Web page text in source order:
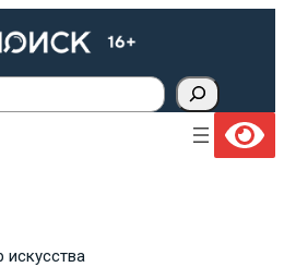
искусства